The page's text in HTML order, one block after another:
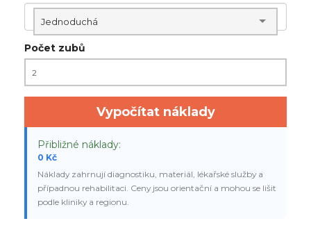
Jednoduchá
Počet zubů
Vypočítat náklady
Přibližné náklady:
0 Kč
Náklady zahrnují diagnostiku, materiál, lékařské služby a
případnou rehabilitaci. Ceny jsou orientační a mohou se lišit
podle kliniky a regionu.